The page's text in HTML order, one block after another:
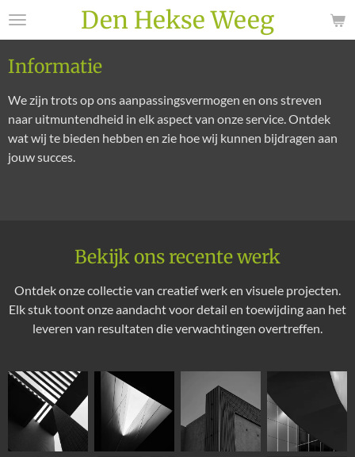
Ga
de
Den Hekse Weeg
Informatie
We zijn trots op ons aanpassingsvermogen en ons streven
naar uitmuntendheid in elk aspect van onze service. Ontdek
wat wij te bieden hebben en zie hoe wij kunnen bijdragen aan
jouw succes.
Bekijk ons recente werk
Ontdek onze collectie van creatief werk en visuele projecten.
Elk stuk toont onze aandacht voor detail en toewijding aan het
leveren van resultaten die verwachtingen overtreffen.